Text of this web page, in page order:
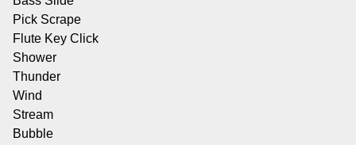
Pick Scrape
Flute Key Click
Shower
Thunder
Wind
Stream
Bubble